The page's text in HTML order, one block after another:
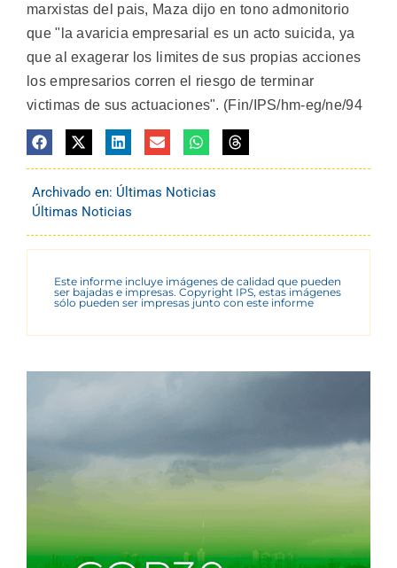
marxistas del pais, Maza dijo en tono admonitorio
que "la avaricia empresarial es un acto suicida, ya
que al exagerar los limites de sus propias acciones
los empresarios corren el riesgo de terminar
victimas de sus actuaciones". (Fin/IPS/hm-eg/ne/94
Archivado en: Últimas Noticias
Últimas Noticias
Este informe incluye imágenes de calidad que pueden
ser bajadas e impresas. Copyright IPS, estas imágenes
sólo pueden ser impresas junto con este informe